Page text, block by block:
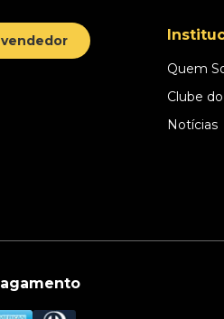
Quem
Clube
Notícias